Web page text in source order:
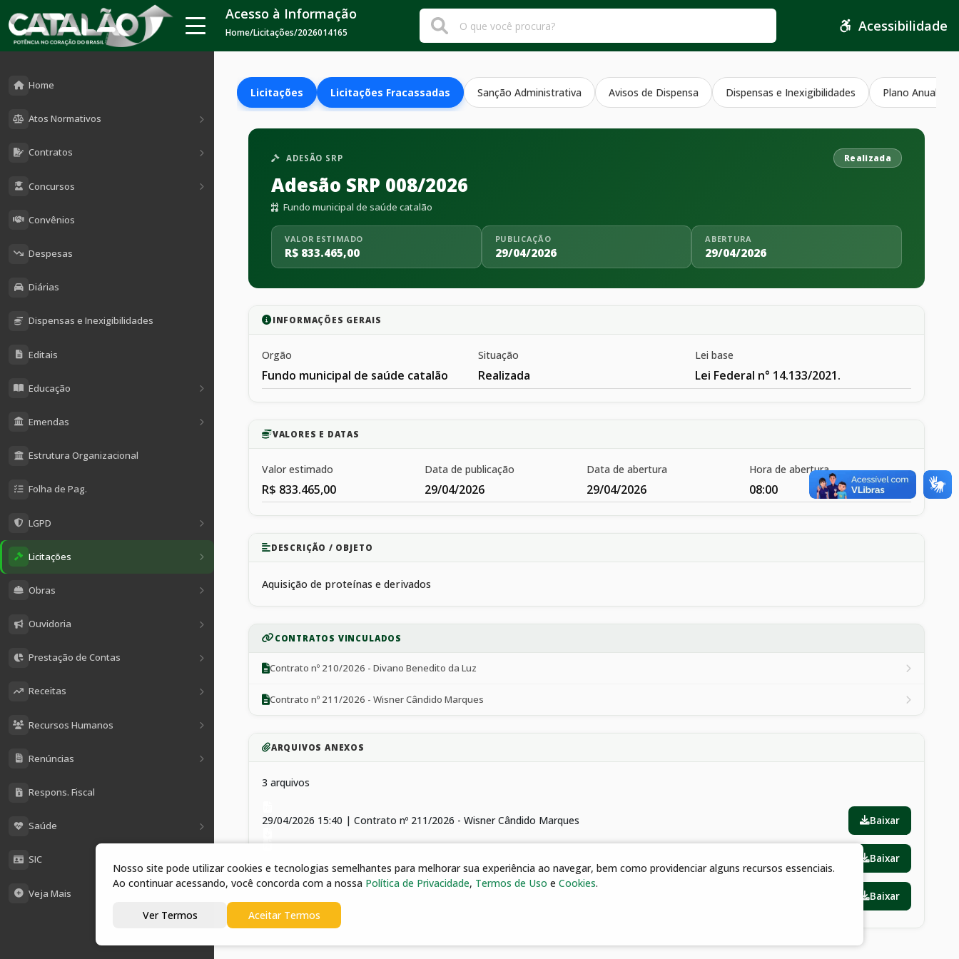
Home
Atos Normativos
Contratos
Concursos
Convênios
Despesas
Diárias
Dispensas e Inexigibilidades
Editais
Educação
Emendas
Estrutura Organizacional
Folha de Pag.
LGPD
Licitações
Obras
Ouvidoria
Prestação de Contas
Receitas
Recursos Humanos
Renúncias
Respons. Fiscal
Saúde
SIC
Veja Mais
Acesso à Informação
Home/Licitações/2026014165 Acessibilidade
Licitações Licitações Fracassadas Sanção Administrativa Avisos de Dispensa Dispensas e Inexigibilidades Plano Anual
ADESÃO SRP Realizada
Adesão SRP 008/2026
Fundo municipal de saúde catalão
VALOR ESTIMADO
R$ 833.465,00
PUBLICAÇÃO
29/04/2026
ABERTURA
29/04/2026
INFORMAÇÕES GERAIS
Orgão
Fundo municipal de saúde catalão
Situação
Realizada
Lei base
Lei Federal n° 14.133/2021.
VALORES E DATAS
Valor estimado
R$ 833.465,00
Data de publicação
29/04/2026
Data de abertura
29/04/2026
Hora de abertura
08:00
DESCRIÇÃO / OBJETO
Aquisição de proteínas e derivados
CONTRATOS VINCULADOS
Contrato nº 210/2026 - Divano Benedito da Luz
Contrato nº 211/2026 - Wisner Cândido Marques
ARQUIVOS ANEXOS
3 arquivos
29/04/2026 15:40 | Contrato nº 211/2026 - Wisner Cândido Marques Baixar
Baixar
Baixar
Nosso site pode utilizar cookies e tecnologias semelhantes para melhorar sua experiência ao navegar, bem como providenciar alguns recursos essenciais.
Ao continuar acessando, você concorda com a nossa Política de Privacidade, Termos de Uso eCookies.
Ver Termos Aceitar Termos